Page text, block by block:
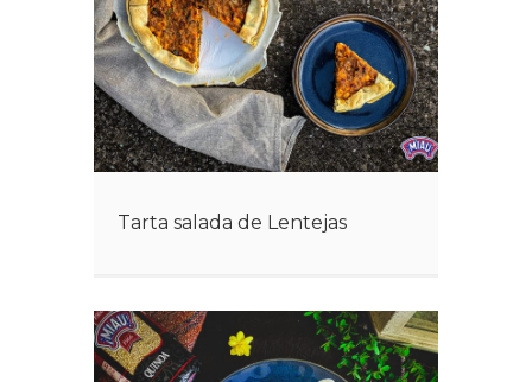
Tarta salada de Lentejas